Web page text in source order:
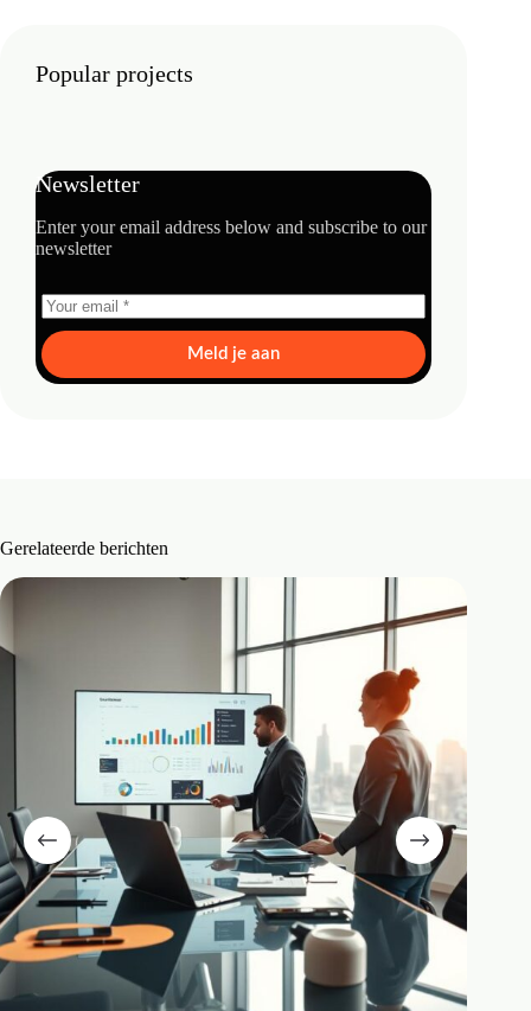
Popular projects
Newsletter
Enter your email address below and subscribe to our
newsletter
Meld je aan
Gerelateerde berichten